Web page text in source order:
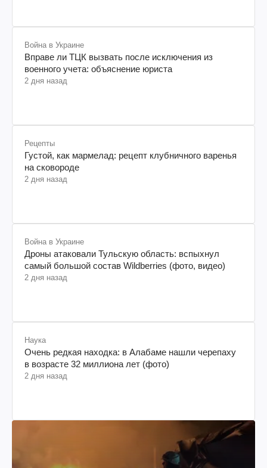
Война в Украине
Вправе ли ТЦК вызвать после исключения из
военного учета: объяснение юриста
2 дня назад
Рецепты
Густой, как мармелад: рецепт клубничного варенья
на сковороде
2 дня назад
Война в Украине
Дроны атаковали Тульскую область: вспыхнул
самый большой состав Wildberries (фото, видео)
2 дня назад
Наука
Очень редкая находка: в Алабаме нашли черепаху
в возрасте 32 миллиона лет (фото)
2 дня назад